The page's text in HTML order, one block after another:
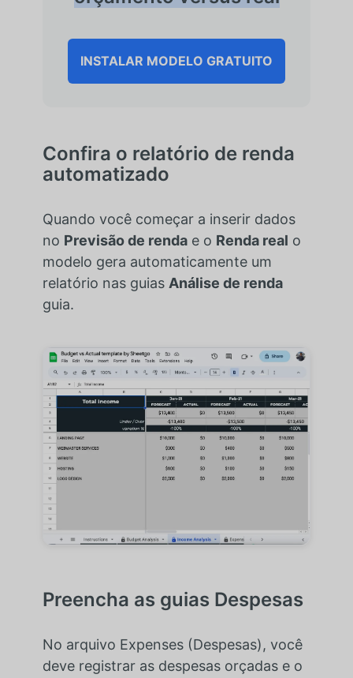
INSTALAR MODELO GRATUITO
Confira o relatório de renda
automatizado
Quando você começar a inserir dados
no Previsão de rendae o Renda real o
modelo gera automaticamente um
relatório nas guias Análise de renda
guia.
Preencha as guias Despesas
No arquivo Expenses (Despesas), você
deve registrar as despesas orçadas e o